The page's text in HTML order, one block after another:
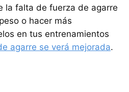
la falta de fuerza de agarre
o hacer más
en tus entrenamientos
agarre se verá mejorada.